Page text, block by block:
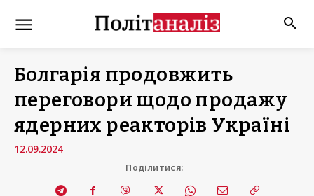
Болгарія продовжить
переговори щодо продажу
ядерних реакторів Україні
12.09.2024
Поділитися: